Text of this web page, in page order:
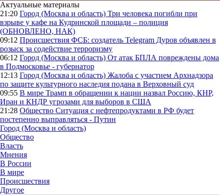
Актуальные материалы
21:20 Город (Москва и область) Три человека погибли при
взрыве у кафе на Кудринской площади – полиция
(ОБНОВЛЕНО, НАК)
09:12 Происшествия ФСБ: создатель Telegram Дуров объявлен в
розыск за содействие терроризму
06:12 Город (Москва и область) От атак БПЛА повреждены дома
в Подмосковье - губернатор
12:13 Город (Москва и область) Жалоба с участием Архнадзора
по защите культурного наследия подана в Верховный суд
09:55 В мире Трамп в обращении к нации назвал Россию, КНР,
Иран и КНДР угрозами для выборов в США
21:28 Общество Ситуация с нефтепродуктами в РФ будет
постепенно выправляться - Путин
Город (Москва и область)
Общество
Власть
Мнения
В России
В мире
Происшествия
Другое